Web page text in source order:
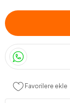
Favorilere ekle